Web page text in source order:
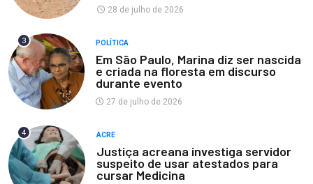
28 de julho de 2026
3 POLÍTICA
Em São Paulo, Marina diz ser nascida
e criada na floresta em discurso
durante evento
27 de julho de 2026
4 ACRE
Justiça acreana investiga servidor
suspeito de usar atestados para
cursar Medicina